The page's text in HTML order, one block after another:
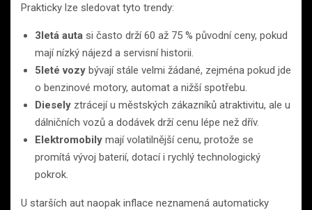
Prakticky lze sledovat tyto trendy:
3letá auta si často drží 60 až 75 % původní ceny, pokud
mají nízký nájezd a servisní historii.
5leté vozy bývají stále velmi žádané, zejména pokud jde
o benzinové motory, automat a nižší spotřebu.
Diesely ztrácejí u městských zákazníků atraktivitu, ale u
dálničních vozů a dodávek drží cenu lépe než dřív.
Elektromobily mají volatilnější cenu, protože se
promítá vývoj baterií, dotací i rychlý technologický
pokrok.
U starších aut naopak inflace neznamená automaticky